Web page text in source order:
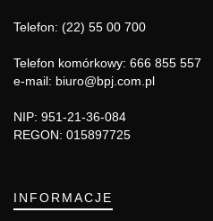
Telefon: (22) 55 00 700
Telefon komórkowy: 666 855 557
e-mail: biuro@bpj.com.pl
NIP: 951-21-36-084
REGON: 015897725
INFORMACJE